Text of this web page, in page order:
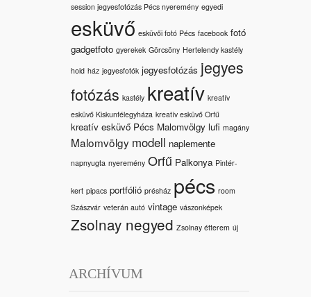
session jegyesfotózás Pécs nyeremény egyedi
esküvő esküvői fotó Pécs facebook fotó
gadgetfoto gyerekek Görcsöny Hertelendy kastély
hold ház jegyesfotók jegyesfotózás jegyes
fotózás kastély kreatív kreatív
esküvő Kiskunfélegyháza kreatív esküvő Orfű
kreatív esküvő Pécs Malomvölgy lufi magány
Malomvölgy modell naplemente
napnyugta nyeremény Orfű Palkonya Pintér-
kert pipacs portfólió présház pécs room
Szászvár veterán autó vintage vászonképek
Zsolnay negyed Zsolnay étterem új
ARCHÍVUM